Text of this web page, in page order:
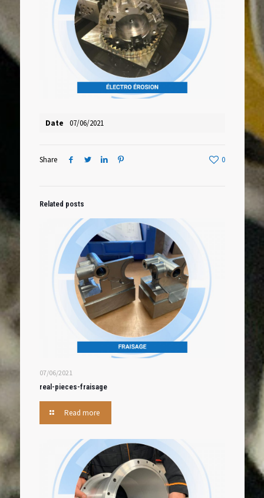
Date 07/06/2021
Share 0
Related posts
07/06/2021
real-pieces-fraisage
Read more